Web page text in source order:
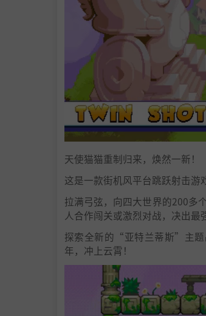
天使猫猫重制归来，焕然一新！
这是一款街机风平台跳跃射击游
拉满弓弦，向四大世界的200多
人合作闯关或激烈对战，决出最
探索全新的“亚特兰蒂斯”主题
年，冲上云霄！